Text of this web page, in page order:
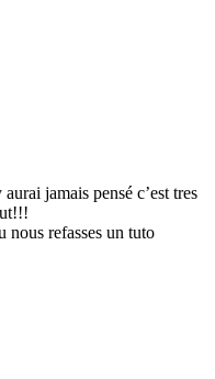
jamais pensé c’est tres
nous refasses un tuto